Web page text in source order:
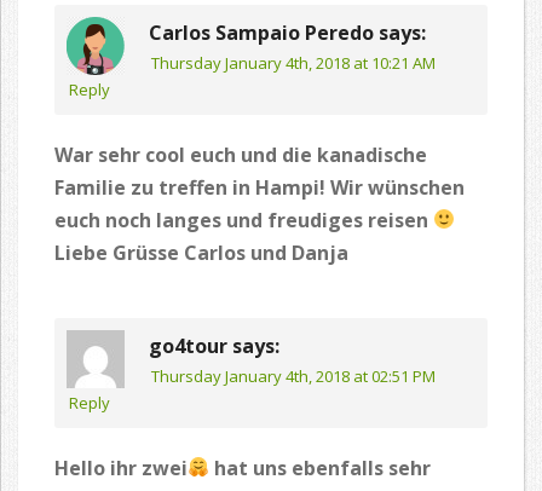
Carlos Sampaio Peredo says:
Thursday January 4th, 2018 at 10:21 AM
Reply
War sehr cool euch und die kanadische
Familie zu treffen in Hampi! Wir wünschen
euch noch langes und freudiges reisen
Liebe Grüsse Carlos und Danja
go4tour says:
Thursday January 4th, 2018 at 02:51 PM
Reply
Hello ihr zwei
hat uns ebenfalls sehr